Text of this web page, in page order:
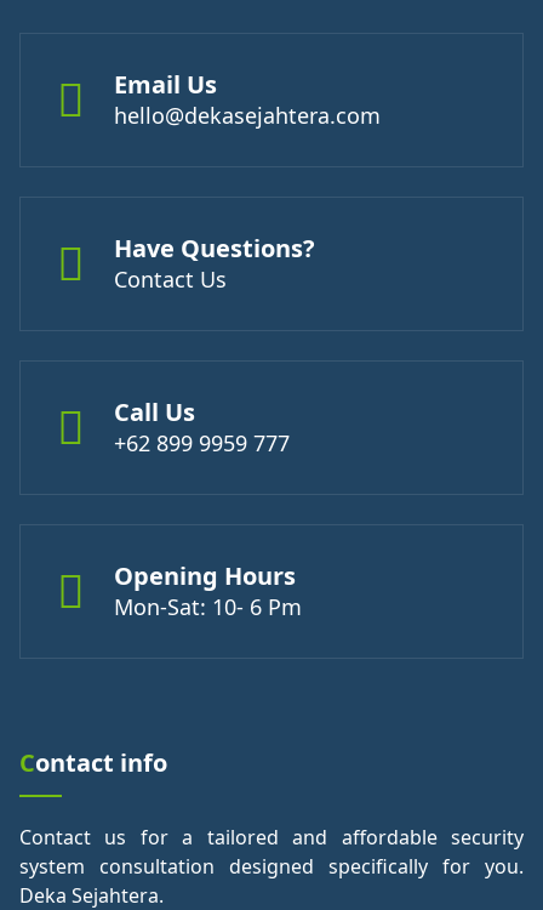
Email Us
hello@dekasejahtera.com
Have Questions?
Contact Us
Call Us
+62 899 9959 777
Opening Hours
Mon-Sat: 10- 6 Pm
Contact info
Contact us for a tailored and affordable security
system consultation designed specifically for you.
Deka Sejahtera.